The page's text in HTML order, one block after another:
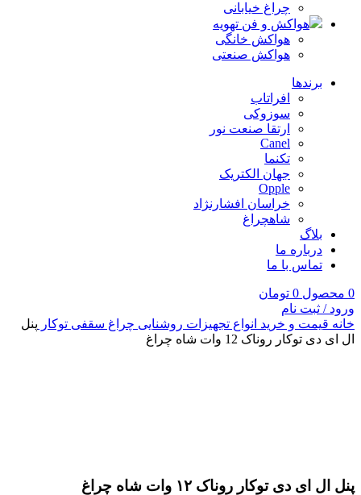
چراغ خیابانی
هواکش و فن تهویه
هواکش خانگی
هواکش صنعتی
برندها
افراتاب
سوزوکی
ارتقا صنعت نور
Canel
تکنما
جهان الکتریک
Opple
خراسان افشارنژاد
شاهچراغ
بلاگ
درباره ما
تماس با ما
0 محصول 0 تومان
ورود / ثبت نام
خانه قیمت و خرید انواع تجهیزات روشنایی چراغ سقفی توکار پنل
ال ای دی توکار روناک 12 وات شاه چراغ
پنل ال ای دی توکار روناک ۱۲ وات شاه چراغ